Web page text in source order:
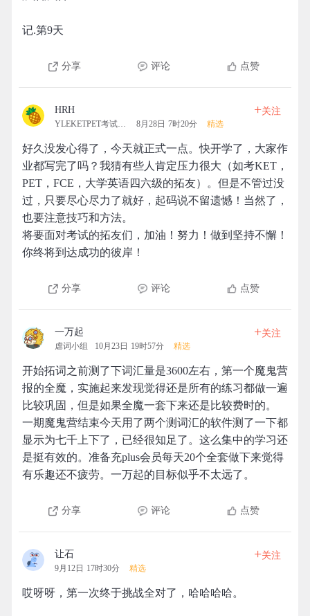
记.第9天
分享 评论 点赞
HRH
YLEKETPET考试拓团 8月28日 7时20分 精选
+关注
好久没发心得了，今天就正式一点。快开学了，大家作
业都写完了吗？我猜有些人肯定压力很大（如考KET，
PET，FCE，大学英语四六级的拓友）。但是不管过没
过，只要尽心尽力了就好，起码说不留遗憾！当然了，
也要注意技巧和方法。
将要面对考试的拓友们，加油！努力！做到坚持不懈！
你终将到达成功的彼岸！
分享 评论 点赞
一万起
虐词小组 10月23日 19时57分 精选
+关注
开始拓词之前测了下词汇量是3600左右，第一个魔鬼营
报的全魔，实施起来发现觉得还是所有的练习都做一遍
比较巩固，但是如果全魔一套下来还是比较费时的。
一期魔鬼营结束今天用了两个测词汇的软件测了一下都
显示为七千上下了，已经很知足了。这么集中的学习还
是挺有效的。准备充plus会员每天20个全套做下来觉得
有乐趣还不疲劳。一万起的目标似乎不太远了。
分享 评论 点赞
让石
9月12日 17时30分 精选
+关注
哎呀呀，第一次终于挑战全对了，哈哈哈哈。